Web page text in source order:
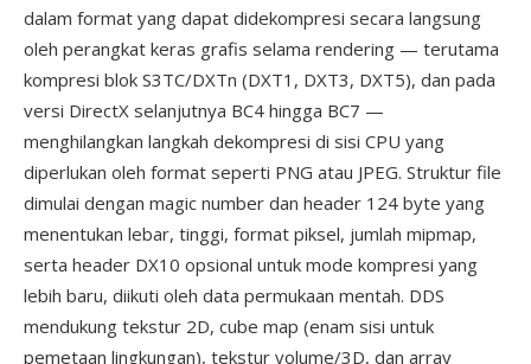
dalam format yang dapat didekompresi secara langsung
oleh perangkat keras grafis selama rendering — terutama
kompresi blok S3TC/DXTn (DXT1, DXT3, DXT5), dan pada
versi DirectX selanjutnya BC4 hingga BC7 —
menghilangkan langkah dekompresi di sisi CPU yang
diperlukan oleh format seperti PNG atau JPEG. Struktur file
dimulai dengan magic number dan header 124 byte yang
menentukan lebar, tinggi, format piksel, jumlah mipmap,
serta header DX10 opsional untuk mode kompresi yang
lebih baru, diikuti oleh data permukaan mentah. DDS
mendukung tekstur 2D, cube map (enam sisi untuk
pemetaan lingkungan), tekstur volume/3D, dan array